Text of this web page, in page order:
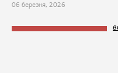
06 березня, 2026